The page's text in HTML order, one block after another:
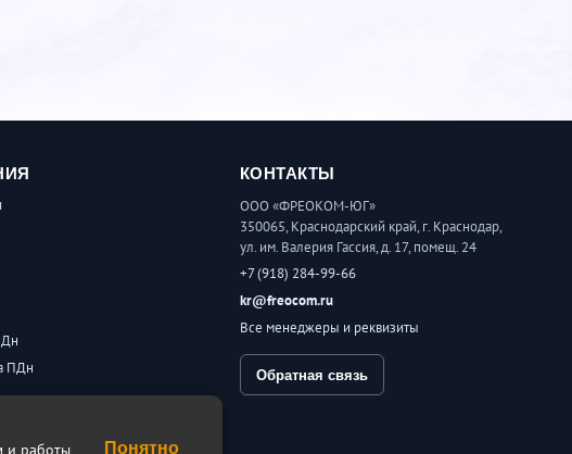
ПДн
КОНТАКТЫ
ООО «ФРЕОКОМ-ЮГ»
350065, Краснодарский край, г. Краснодар,
ул. им. Валерия Гассия, д. 17, помещ. 24
+7 (918) 284-99-66
kr@freocom.ru
Все менеджеры и реквизиты
Обратная связь
и работы Понятно